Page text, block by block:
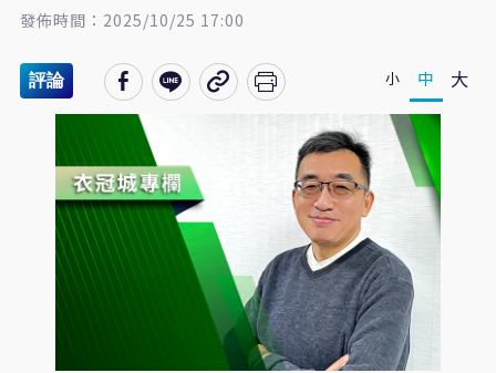
發佈時間：2025/10/25 17:00
評論 小 中 大